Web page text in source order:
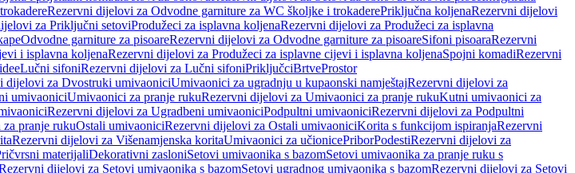
Rezervni dijelovi za Odvodne garniture za WC školjke i trokaderePriključna koljenaRezervni dijelovi
za Priključni setoviProdužeci za isplavna koljenaRezervni dijelovi za Produžeci za isplavna
Odvodne garniture za pisoareRezervni dijelovi za Odvodne garniture za pisoareSifoni pisoaraRezervni
i isplavna koljenaRezervni dijelovi za Produžeci za isplavne cijevi i isplavna koljenaSpojni komadiRezervni
Lučni sifoniRezervni dijelovi za Lučni sifoniPriključciBrtveProstor
dijelovi za Dvostruki umivaoniciUmivaonici za ugradnju u kupaonski namještajRezervni dijelovi za
umivaoniciUmivaonici za pranje rukuRezervni dijelovi za Umivaonici za pranje rukuKutni umivaonici za
Rezervni dijelovi za Ugradbeni umivaoniciPodpultni umivaoniciRezervni dijelovi za Podpultni
pranje rukuOstali umivaoniciRezervni dijelovi za Ostali umivaoniciKorita s funkcijom ispiranjaRezervni
Rezervni dijelovi za Višenamjenska koritaUmivaonici za učionicePriborPodestiRezervni dijelovi za
materijaliDekorativni zasloniSetovi umivaonika s bazomSetovi umivaonika za pranje ruku s
dijelovi za Setovi umivaonika s bazomSetovi ugradnog umivaonika s bazomRezervni dijelovi za Setovi